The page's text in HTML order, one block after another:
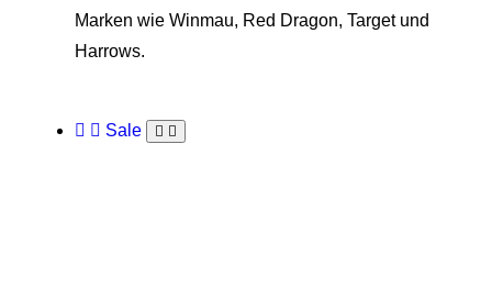
Marken wie Winmau, Red Dragon, Target und
Harrows.
Sale